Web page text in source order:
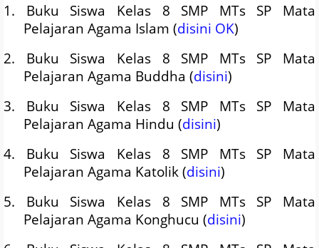
1. Buku Siswa Kelas 8 SMP MTs SP Mata
Pelajaran Agama Islam (disini OK)
2. Buku Siswa Kelas 8 SMP MTs SP Mata
Pelajaran Agama Buddha (disini)
3. Buku Siswa Kelas 8 SMP MTs SP Mata
Pelajaran Agama Hindu (disini)
4. Buku Siswa Kelas 8 SMP MTs SP Mata
Pelajaran Agama Katolik (disini)
5. Buku Siswa Kelas 8 SMP MTs SP Mata
Pelajaran Agama Konghucu (disini)